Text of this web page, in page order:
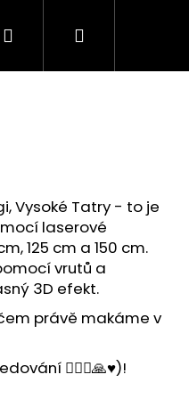
design - Váš
PřihlášeníNákupní
Vysoké Tatry - to je
laserové
125 cm a 150 cm.
vrutů a
3D efekt.
právě makáme v
🙋🏻‍♂️🙏♥️)!